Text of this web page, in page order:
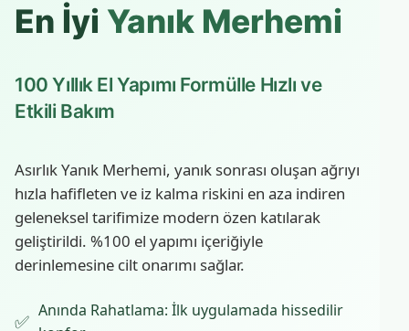
En İyi Yanık Merhemi
100 Yıllık El Yapımı Formülle Hızlı ve
Etkili Bakım
Asırlık Yanık Merhemi, yanık sonrası oluşan ağrıyı
hızla hafifleten ve iz kalma riskini en aza indiren
geleneksel tarifimize modern özen katılarak
geliştirildi. %100 el yapımı içeriğiyle
derinlemesine cilt onarımı sağlar.
✅ Anında Rahatlama: İlk uygulamada hissedilir